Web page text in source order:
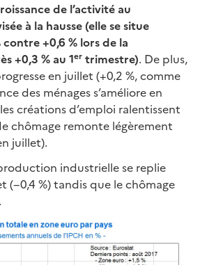
de l’activité au
à la hausse (elle se situe
+0,6 % lors de la
+0,3 % au 1er trimestre). De plus,
en juillet (+0,2 %, comme
des ménages s’améliore en
créations d’emploi ralentissent
chômage remonte légèrement
juillet).
industrielle se replie
(−0,4 %) tandis que le chômage